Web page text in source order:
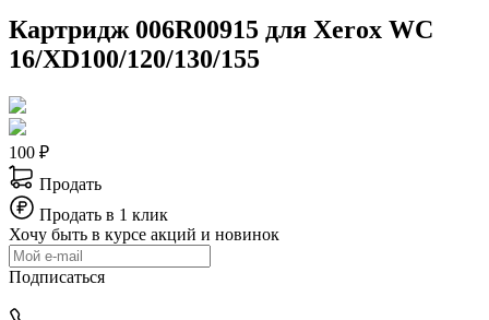
Картридж 006R00915 для Xerox WC
16/XD100/120/130/155
100 ₽
Продать
Продать в 1 клик
Хочу быть в курсе акций и новинок
Подписаться